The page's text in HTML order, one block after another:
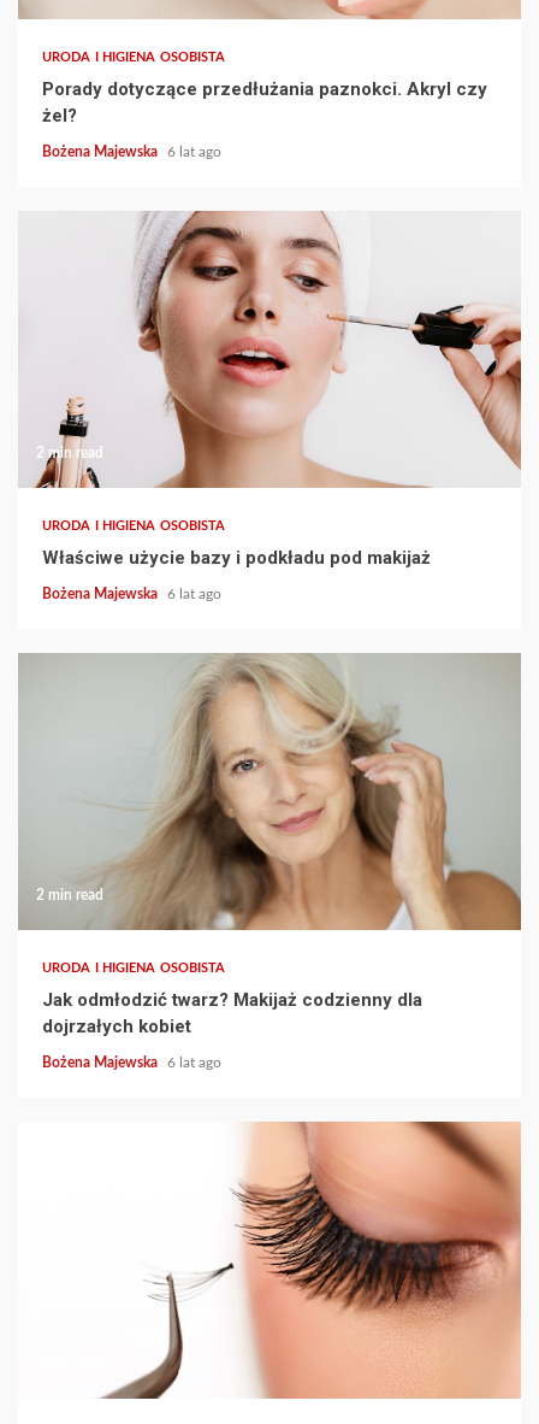
URODA I HIGIENA OSOBISTA
Porady dotyczące przedłużania paznokci. Akryl czy
żel?
Bożena Majewska 6 lat ago
2 min read
URODA I HIGIENA OSOBISTA
Właściwe użycie bazy i podkładu pod makijaż
Bożena Majewska 6 lat ago
2 min read
URODA I HIGIENA OSOBISTA
Jak odmłodzić twarz? Makijaż codzienny dla
dojrzałych kobiet
Bożena Majewska 6 lat ago